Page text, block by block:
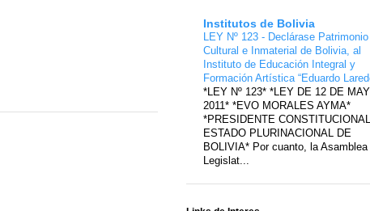
Institutos de Bolivia
LEY Nº 123 - Declárase Patrimonio
Cultural e Inmaterial de Bolivia, al
Instituto de Educación Integral y
Formación Artística “Eduardo
*LEY Nº 123* *LEY DE 12 DE
2011* *EVO MORALES AYMA*
*PRESIDENTE
ESTADO PLURINACIONAL DE
BOLIVIA* Por cuanto, la Asamblea
Legislat...